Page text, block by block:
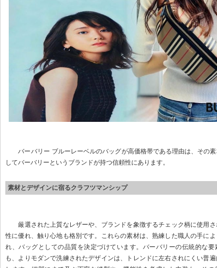
バーバリー ブルーレーベルのバッグが高価格帯である理由は、その
してバーバリーというブランドが持つ信頼性にあります。
素材とデザインに宿るクラフツマンシップ
厳選された上質なレザーや、ブランドを象徴するチェック柄に使用
性に優れ、触り心地も格別です。これらの素材は、熟練した職人の手に
れ、バッグとしての品質を決定づけています。バーバリーの伝統的な要
も、よりモダンで洗練されたデザインは、トレンドに左右されにくい普